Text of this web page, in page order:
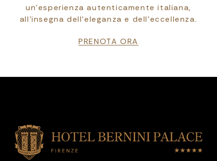
un’esperienza autenticamente italiana,
all’insegna dell’eleganza e dell’eccellenza.
PRENOTA ORA